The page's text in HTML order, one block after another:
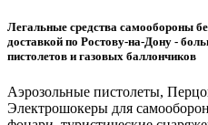
Легальные средства самообороны
доставкой по Ростову-на-Дону -
пистолетов и газовых баллончиков
Аэрозольные пистолеты,
Электрошокеры для